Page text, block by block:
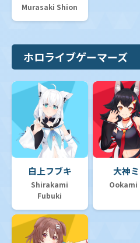
Murasaki Shion
ホロライブゲーマーズ
白上フブキ
Shirakami
Fubuki
大神
Ookami